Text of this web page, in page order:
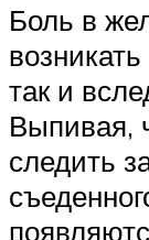
Боль в
так и
Выпивая,
следить